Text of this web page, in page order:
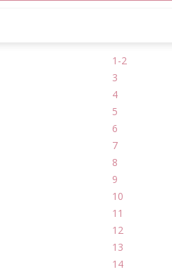
1-2
3
4
5
6
7
8
9
10
11
12
13
14